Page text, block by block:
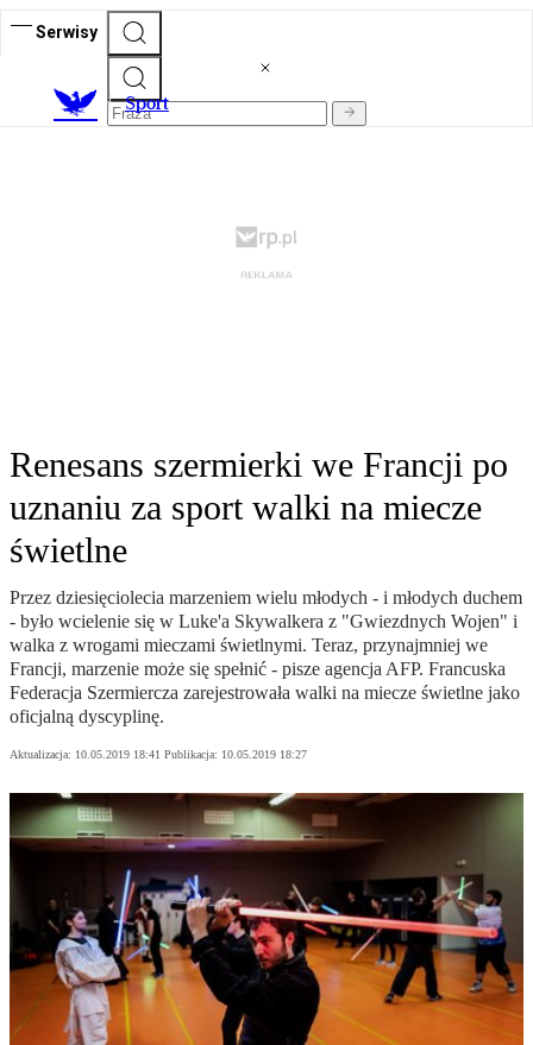
Serwisy
Sport
Renesans szermierki we Francji po
uznaniu za sport walki na miecze
świetlne
Przez dziesięciolecia marzeniem wielu młodych - i młodych duchem
- było wcielenie się w Luke'a Skywalkera z "Gwiezdnych Wojen" i
walka z wrogami mieczami świetlnymi. Teraz, przynajmniej we
Francji, marzenie może się spełnić - pisze agencja AFP. Francuska
Federacja Szermiercza zarejestrowała walki na miecze świetlne jako
oficjalną dyscyplinę.
Aktualizacja: 10.05.2019 18:41 Publikacja: 10.05.2019 18:27